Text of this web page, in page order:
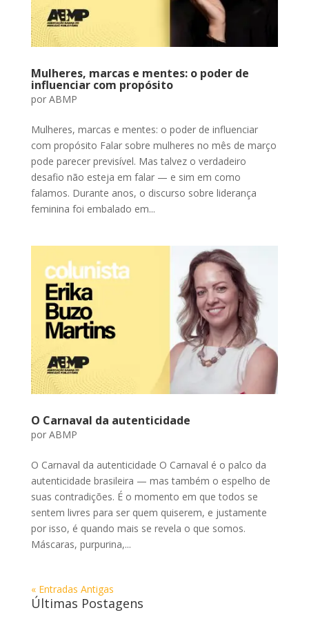
Mulheres, marcas e mentes: o poder de
influenciar com propósito
por ABMP
Mulheres, marcas e mentes: o poder de influenciar
com propósito Falar sobre mulheres no mês de março
pode parecer previsível. Mas talvez o verdadeiro
desafio não esteja em falar — e sim em como
falamos. Durante anos, o discurso sobre liderança
feminina foi embalado em...
O Carnaval da autenticidade
por ABMP
O Carnaval da autenticidade O Carnaval é o palco da
autenticidade brasileira — mas também o espelho de
suas contradições. É o momento em que todos se
sentem livres para ser quem quiserem, e justamente
por isso, é quando mais se revela o que somos.
Máscaras, purpurina,...
« Entradas Antigas
Últimas Postagens